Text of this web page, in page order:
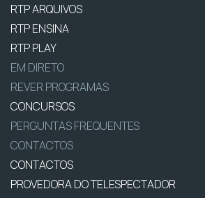
RTP ARQUIVOS
RTP ENSINA
RTP PLAY
EM DIRETO
REVER PROGRAMAS
CONCURSOS
PERGUNTAS FREQUENTES
CONTACTOS
CONTACTOS
PROVEDORA DO TELESPECTADOR